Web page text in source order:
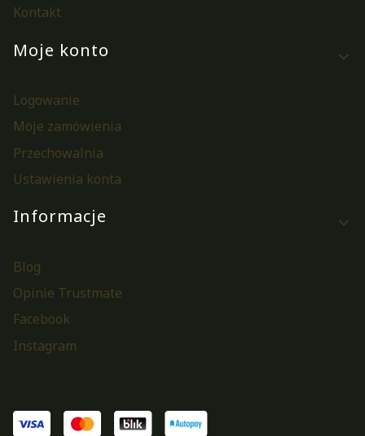
Kontakt
Moje konto
Logowanie
Moje zamówienia
Przechowalnia
Ustawienia konta
Informacje
Blog
Opinie Trustmate
Facebook
Instagram